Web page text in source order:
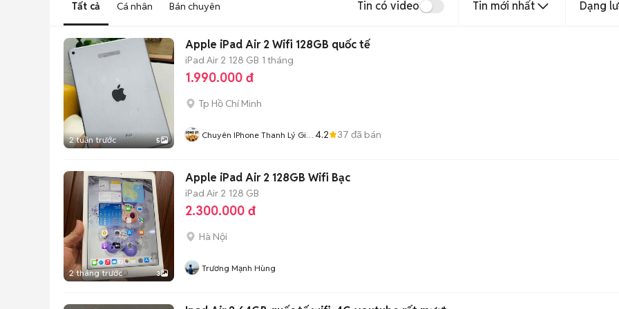
Tất cả Cá nhân Bán chuyên Tin có video Tin mới nhất Dạng
2 tuần trước 5
Apple iPad Air 2 Wifi 128GB quốc tế
iPad Air 2 128 GB 1 tháng
1.990.000 đ
Tp Hồ Chí Minh
Chuyên IPhone Thanh Lý Giá 4.2 37 đã bán
2 tháng trước 3
Apple iPad Air 2 128GB Wifi Bạc
iPad Air 2 128 GB
2.300.000 đ
Hà Nội
Trương Mạnh Hùng